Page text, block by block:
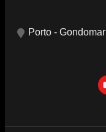
Porto - Gondomar